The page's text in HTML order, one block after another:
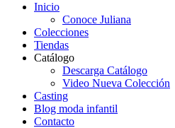
Inicio
Conoce Juliana
Colecciones
Tiendas
Catálogo
Descarga Catálogo
Video Nueva Colección
Casting
Blog moda infantil
Contacto